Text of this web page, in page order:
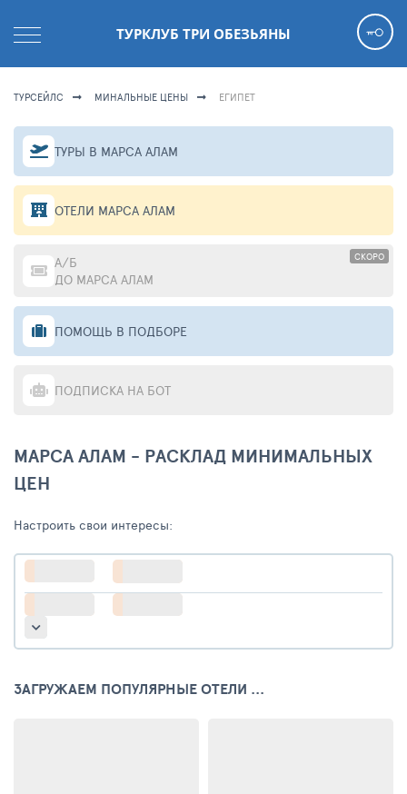
ТУРКЛУБ ТРИ ОБЕЗЬЯНЫ
ТУРСЕЙЛС МИНАЛЬНЫЕ ЦЕНЫ ЕГИПЕТ
ТУРЫ В МАРСА АЛАМ
ОТЕЛИ МАРСА АЛАМ
СКОРО
А/Б
ДО МАРСА АЛАМ
ПОМОЩЬ В ПОДБОРЕ
ПОДПИСКА НА БОТ
МАРСА АЛАМ - РАСКЛАД МИНИМАЛЬНЫХ
ЦЕН
Настроить свои интересы:
ЗАГРУЖАЕМ ПОПУЛЯРНЫЕ ОТЕЛИ ...